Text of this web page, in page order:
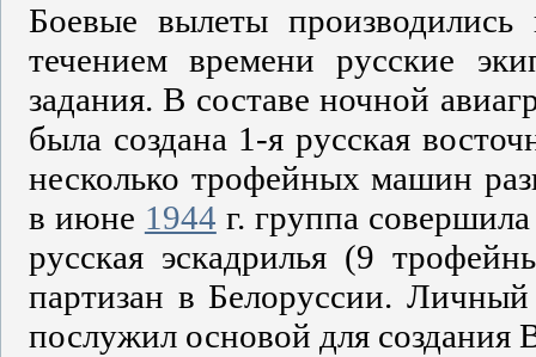
Боевые вылеты
течением времени русские
задания. В составе ночной
была создана 1-я русская
несколько трофейных машин
в июне 1944 г. группа
русская эскадрилья (9
партизан в Белоруссии.
послужил основой для